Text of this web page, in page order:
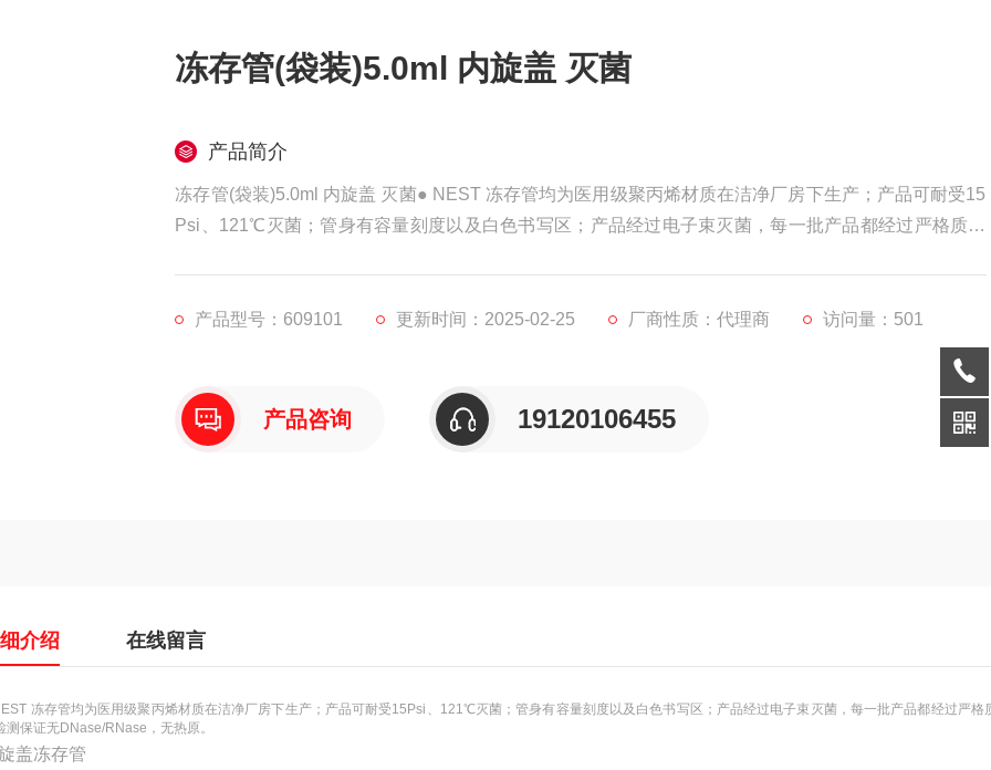
冻存管(袋装)5.0ml 内旋盖 灭菌
产品简介
冻存管(袋装)5.0ml 内旋盖 灭菌● NEST 冻存管均为医用级聚丙烯材质在洁净厂房下生产；产品可耐受15
Psi、121℃灭菌；管身有容量刻度以及白色书写区；产品经过电子束灭菌，每一批产品都经过严格质量
外旋盖冻存管
● 管盖上可嵌入颜色识别标识；
● 冻存管螺旋盖特殊设计，无需密封垫圈，避免了垫圈可能对细胞产
产品型号：609101 更新时间：2025-02-25 厂商性质：代理商 访问量：501
产品咨询 19120106455
介绍 在线留言
冻存管均为医用级聚丙烯材质在洁净厂房下生产；产品可耐受15Psi、121℃灭菌；管身有容量刻度以及白色书写区；产品经过电子束灭菌，每一批产品都经过严格
测保证无DNase/RNase，无热原。
盖冻存管